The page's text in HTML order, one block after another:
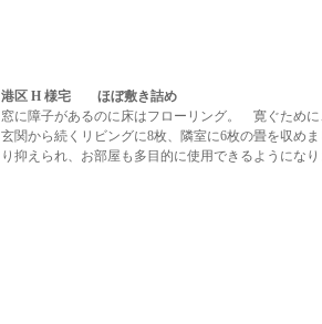
港区 H 様宅 ほぼ敷き詰め
窓に障子があるのに床はフローリング。 寛ぐために
玄関から続くリビングに8枚、隣室に6枚の畳を収め
り抑えられ、お部屋も多目的に使用できるようになり